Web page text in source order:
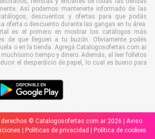
Así podemos mantenerte informado de las
descuentos y ofertas para que podás
oferta o descuento durante las gangas en tu área.
es el primero en mostrar los catálogos más
de que lleguen a tu buzón. Obviamente podés
o en la tienda. Agregá Catalogosofertas.com.ar
tiempo y dinero. Además, al leer folletos
el desperdicio de papel, lo cual es bueno para
© Catalogosofertas.com.ar 2026 | Aviso
Políticas de privacidad Política de cookies